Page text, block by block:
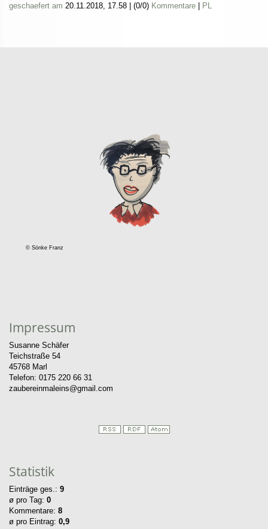
geschaefert am 20.11.2018, 17.58 | (0/0) Kommentare | PL
© Sönke Franz
Impressum
Susanne Schäfer
Teichstraße 54
45768 Marl
Telefon: 0175 220 66 31
zaubereinmaleins@gmail.com
Statistik
Einträge ges.: 9
ø pro Tag: 0
Kommentare: 8
ø pro Eintrag: 0,9